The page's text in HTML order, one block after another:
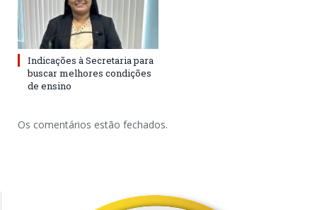
Indicações à Secretaria para
buscar melhores condições
de ensino
Os comentários estão fechados.